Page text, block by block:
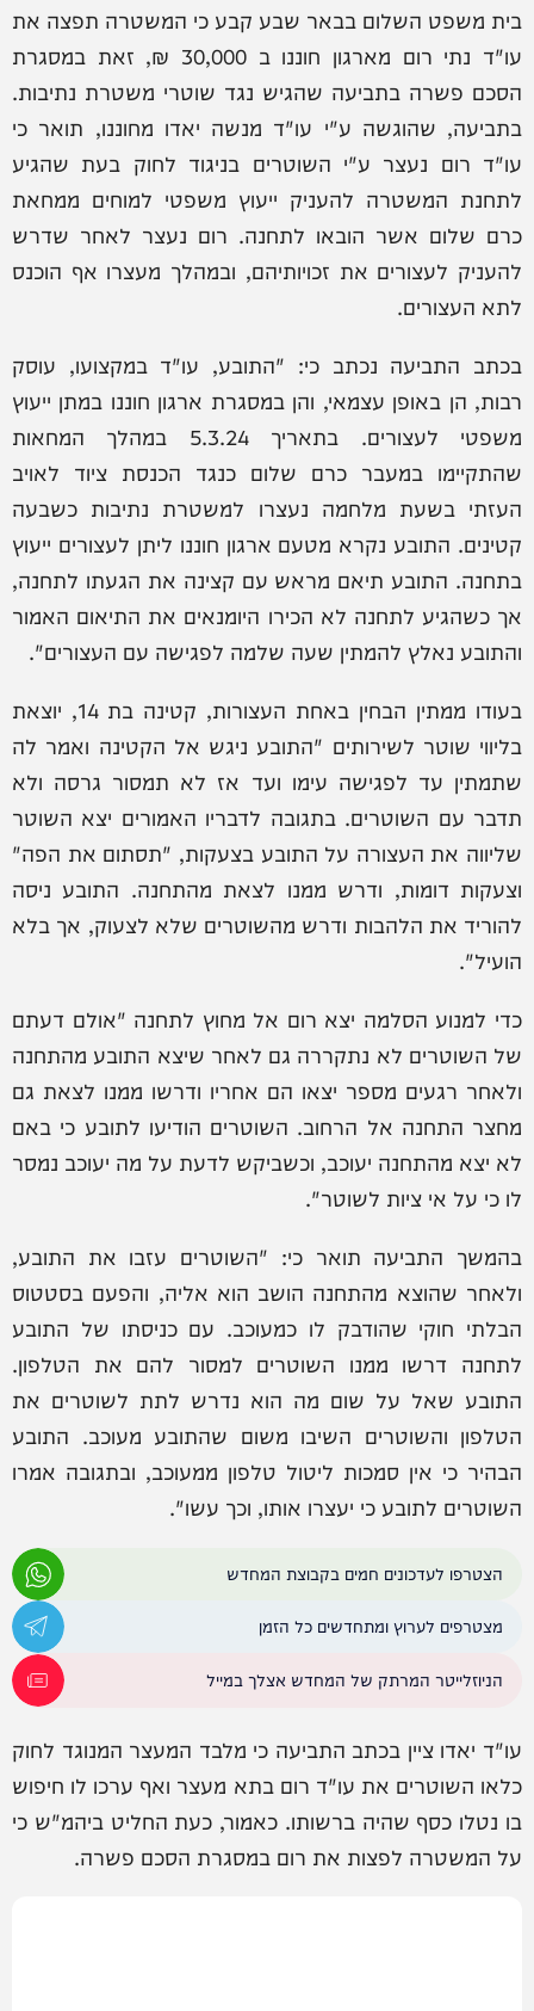
בית משפט השלום בבאר שבע קבע כי המשטרה תפצה את
עו"ד נתי רום מארגון חוננו ב 30,000 ₪, זאת במסגרת
הסכם פשרה בתביעה שהגיש נגד שוטרי משטרת נתיבות.
בתביעה, שהוגשה ע"י עו"ד מנשה יאדו מחוננו, תואר כי
עו"ד רום נעצר ע"י השוטרים בניגוד לחוק בעת שהגיע
לתחנת המשטרה להעניק ייעוץ משפטי למוחים ממחאת
כרם שלום אשר הובאו לתחנה. רום נעצר לאחר שדרש
להעניק לעצורים את זכויותיהם, ובמהלך מעצרו אף הוכנס
לתא העצורים.
בכתב התביעה נכתב כי: "התובע, עו"ד במקצועו, עוסק
רבות, הן באופן עצמאי, והן במסגרת ארגון חוננו במתן ייעוץ
משפטי לעצורים. בתאריך 5.3.24 במהלך המחאות
שהתקיימו במעבר כרם שלום כנגד הכנסת ציוד לאויב
העזתי בשעת מלחמה נעצרו למשטרת נתיבות כשבעה
קטינים. התובע נקרא מטעם ארגון חוננו ליתן לעצורים ייעוץ
בתחנה. התובע תיאם מראש עם קצינה את הגעתו לתחנה,
אך כשהגיע לתחנה לא הכירו היומנאים את התיאום האמור
והתובע נאלץ להמתין שעה שלמה לפגישה עם העצורים".
בעודו ממתין הבחין באחת העצורות, קטינה בת 14, יוצאת
בליווי שוטר לשירותים "התובע ניגש אל הקטינה ואמר לה
שתמתין עד לפגישה עימו ועד אז לא תמסור גרסה ולא
תדבר עם השוטרים. בתגובה לדבריו האמורים יצא השוטר
שליווה את העצורה על התובע בצעקות, "תסתום את הפה"
וצעקות דומות, ודרש ממנו לצאת מהתחנה. התובע ניסה
להוריד את הלהבות ודרש מהשוטרים שלא לצעוק, אך בלא
הועיל".
כדי למנוע הסלמה יצא רום אל מחוץ לתחנה "אולם דעתם
של השוטרים לא נתקררה גם לאחר שיצא התובע מהתחנה
ולאחר רגעים מספר יצאו הם אחריו ודרשו ממנו לצאת גם
מחצר התחנה אל הרחוב. השוטרים הודיעו לתובע כי באם
לא יצא מהתחנה יעוכב, וכשביקש לדעת על מה יעוכב נמסר
לו כי על אי ציות לשוטר".
בהמשך התביעה תואר כי: "השוטרים עזבו את התובע,
ולאחר שהוצא מהתחנה הושב הוא אליה, והפעם בסטטוס
הבלתי חוקי שהודבק לו כמעוכב. עם כניסתו של התובע
לתחנה דרשו ממנו השוטרים למסור להם את הטלפון.
התובע שאל על שום מה הוא נדרש לתת לשוטרים את
הטלפון והשוטרים השיבו משום שהתובע מעוכב. התובע
הבהיר כי אין סמכות ליטול טלפון ממעוכב, ובתגובה אמרו
השוטרים לתובע כי יעצרו אותו, וכך עשו".
הצטרפו לעדכונים חמים בקבוצת המחדש
מצטרפים לערוץ ומתחדשים כל הזמן
הניוזלייטר המרתק של המחדש אצלך במייל
עו"ד יאדו ציין בכתב התביעה כי מלבד המעצר המנוגד לחוק
כלאו השוטרים את עו"ד רום בתא מעצר ואף ערכו לו חיפוש
בו נטלו כסף שהיה ברשותו. כאמור, כעת החליט ביהמ"ש כי
על המשטרה לפצות את רום במסגרת הסכם פשרה.